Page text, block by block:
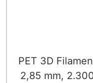
PET 3D
2,85 mm,